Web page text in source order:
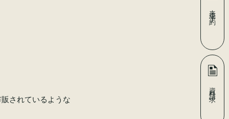
されているような
来場予約
資料請求